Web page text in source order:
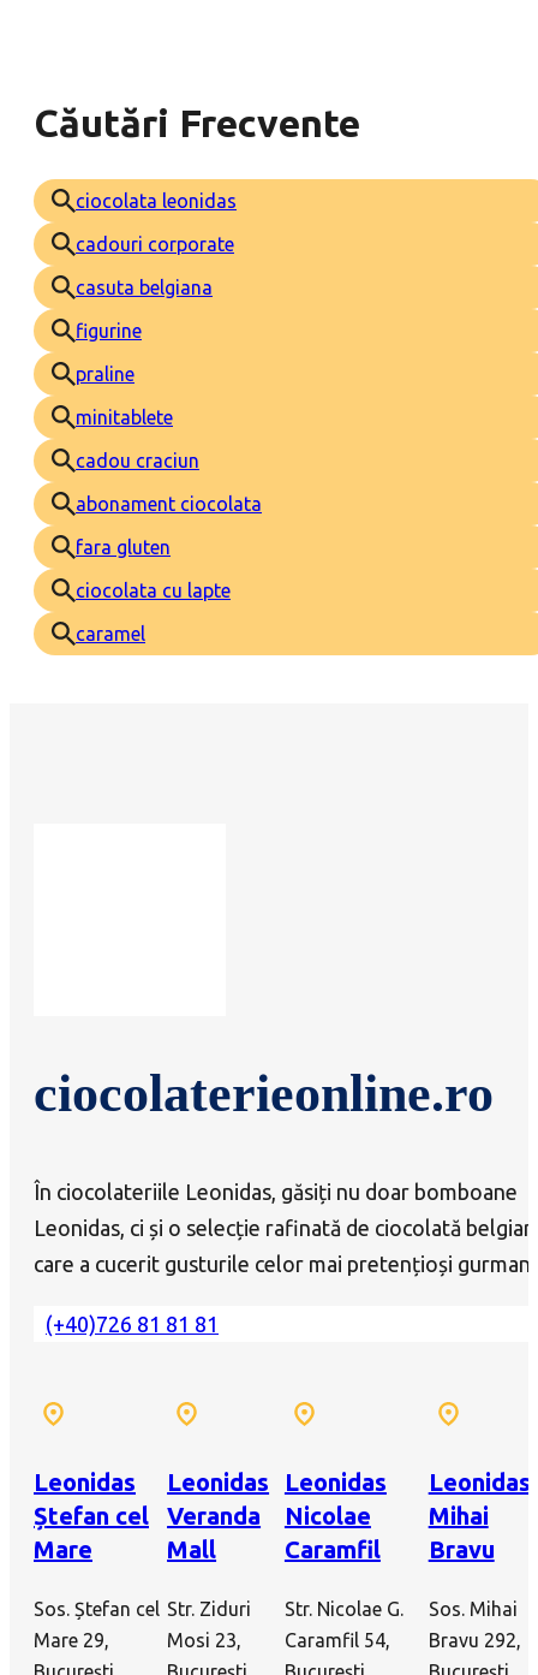
Căutări Frecvente
ciocolata leonidas
cadouri corporate
casuta belgiana
figurine
praline
minitablete
cadou craciun
abonament ciocolata
fara gluten
ciocolata cu lapte
caramel
ciocolaterieonline.ro
În ciocolateriile Leonidas, găsiți nu doar bomboane
Leonidas, ci și o selecție rafinată de ciocolată
care a cucerit gusturile celor mai pretențioși
(+40)726 81 81 81
Leonidas
Ștefan cel
Mare
Sos. Ștefan cel
Mare 29,
Leonidas
Veranda
Mall
Str. Ziduri
Mosi 23,
Leonidas
Nicolae
Caramfil
Str. Nicolae G.
Caramfil 54,
Leonidas
Mihai
Bravu
Sos. Mihai
Bravu 292,